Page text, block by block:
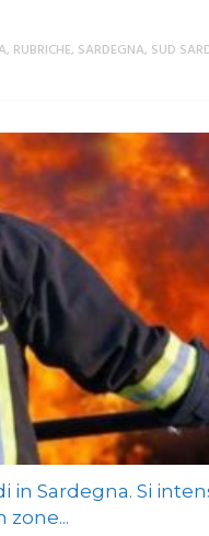
, RUBRICHE, SARDEGNA, SUD
in Sardegna. Si
zone...